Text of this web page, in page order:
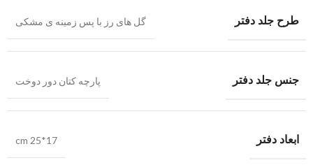
طرح جلد دفتر گل های رز با پس زمینه ی مشکی
جنس جلد دفتر پارچه کتان دور دوخت
ابعاد دفتر cm 25*17